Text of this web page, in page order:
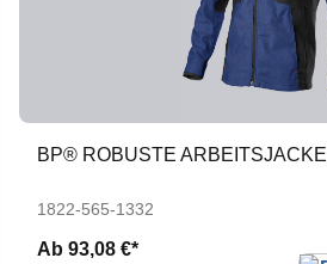
BP® ROBUSTE ARBEITSJACKE
1822-565-1332
Ab 93,08 €*